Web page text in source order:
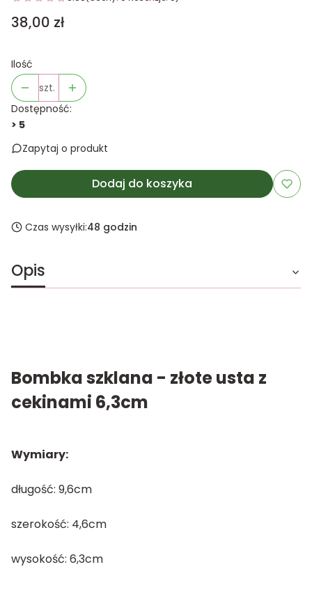
Cena
38,00 zł
Ilość
szt.
Dostępność:
> 5
Zapytaj o produkt
Dodaj do koszyka
Czas wysyłki:48 godzin
Opis
Bombka szklana - złote usta z
cekinami 6,3cm
Wymiary:
długość: 9,6cm
szerokość: 4,6cm
wysokość: 6,3cm